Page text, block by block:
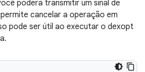
poderá transmitir um sinal de
cancelar a operação em
pode ser útil ao executar o dexopt